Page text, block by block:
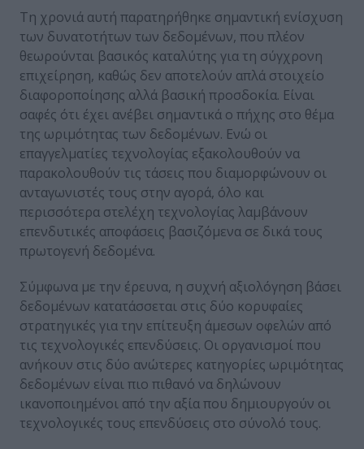
Τη χρονιά αυτή παρατηρήθηκε σημαντική ενίσχυση
των δυνατοτήτων των δεδομένων, που πλέον
θεωρούνται βασικός καταλύτης για τη σύγχρονη
επιχείρηση, καθώς δεν αποτελούν απλά στοιχείο
διαφοροποίησης αλλά βασική προσδοκία. Είναι
σαφές ότι έχει ανέβει σημαντικά ο πήχης στο θέμα
της ωριμότητας των δεδομένων. Ενώ οι
επαγγελματίες τεχνολογίας εξακολουθούν να
παρακολουθούν τις τάσεις που διαμορφώνουν οι
ανταγωνιστές τους στην αγορά, όλο και
περισσότερα στελέχη τεχνολογίας λαμβάνουν
επενδυτικές αποφάσεις βασιζόμενα σε δικά τους
πρωτογενή δεδομένα.
Σύμφωνα με την έρευνα, η συχνή αξιολόγηση βάσει
δεδομένων κατατάσσεται στις δύο κορυφαίες
στρατηγικές για την επίτευξη άμεσων οφελών από
τις τεχνολογικές επενδύσεις. Οι οργανισμοί που
ανήκουν στις δύο ανώτερες κατηγορίες ωριμότητας
δεδομένων είναι πιο πιθανό να δηλώνουν
ικανοποιημένοι από την αξία που δημιουργούν οι
τεχνολογικές τους επενδύσεις στο σύνολό τους.